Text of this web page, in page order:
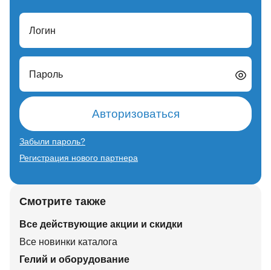
Логин
Пароль
Авторизоваться
Забыли пароль?
Регистрация нового партнера
Смотрите также
Все действующие акции и скидки
Все новинки каталога
Гелий и оборудование